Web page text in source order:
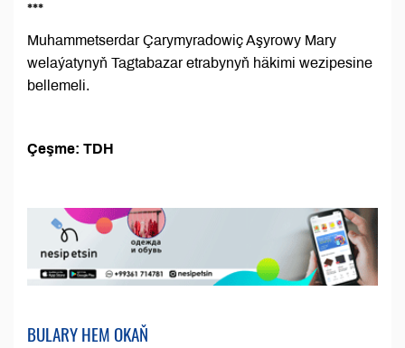
***
Muhammetserdar Çarymyradowiç Aşyrowy Mary
welaýatynyň Tagtabazar etrabynyň häkimi wezipesine
bellemeli.
Çeşme: TDH
BULARY HEM OKAŇ